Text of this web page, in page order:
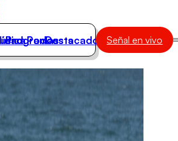
Programas
Podcasts
Destacados Señal en vivo